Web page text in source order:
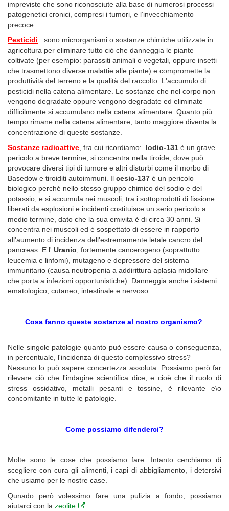
impreviste che sono riconosciute alla base di numerosi processi
patogenetici cronici, compresi i tumori, e l‘invecchiamento
precoce.
Pesticidi: sono microrganismi o sostanze chimiche utilizzate in
agricoltura per eliminare tutto ciò che danneggia le piante
coltivate (per esempio: parassiti animali o vegetali, oppure insetti
che trasmettono diverse malattie alle piante) e compromette la
produttività del terreno e la qualità del raccolto. L'accumulo di
pesticidi nella catena alimentare. Le sostanze che nel corpo non
vengono degradate oppure vengono degradate ed eliminate
difficilmente si accumulano nella catena alimentare. Quanto più
tempo rimane nella catena alimentare, tanto maggiore diventa la
concentrazione di queste sostanze.
Sostanze radioattive , fra cui ricordiamo: Iodio-131 è un grave
pericolo a breve termine, si concentra nella tiroide, dove può
provocare diversi tipi di tumore e altri disturbi come il morbo di
Basedow e tiroiditi autoimmuni. Il cesio-137 è un pericolo
biologico perché nello stesso gruppo chimico del sodio e del
potassio, e si accumula nei muscoli, tra i sottoprodotti di fissione
liberati da esplosioni e incidenti costituisce un serio pericolo a
medio termine, dato che la sua emivita è di circa 30 anni. Si
concentra nei muscoli ed è sospettato di essere in rapporto
all'aumento di incidenza dell'estremamente letale cancro del
pancreas. E l' Uranio , fortemente cancerogeno (soprattutto
leucemia e linfomi), mutageno e depressore del sistema
immunitario (causa neutropenia a addirittura aplasia midollare
che porta a infezioni opportunistiche). Danneggia anche i sistemi
ematologico, cutaneo, intestinale e nervoso.
Cosa fanno queste sostanze al nostro organismo?
Nelle singole patologie quanto può essere causa o conseguenza,
in percentuale, l'incidenza di questo complessivo stress?
Nessuno lo può sapere concertezza assoluta. Possiamo però far
rilevare ciò che l'indagine scientifica dice, e cioè che il ruolo di
stress ossidativo, metalli pesanti e tossine, è rilevante e\o
concomitante in tutte le patologie.
Come possiamo difenderci?
Molte sono le cose che possiamo fare. Intanto cerchiamo di
scegliere con cura gli alimenti, i capi di abbigliamento, i detersivi
che usiamo per le nostre case.
Qunado però volessimo fare una pulizia a fondo, possiamo
aiutarci con la zeolite